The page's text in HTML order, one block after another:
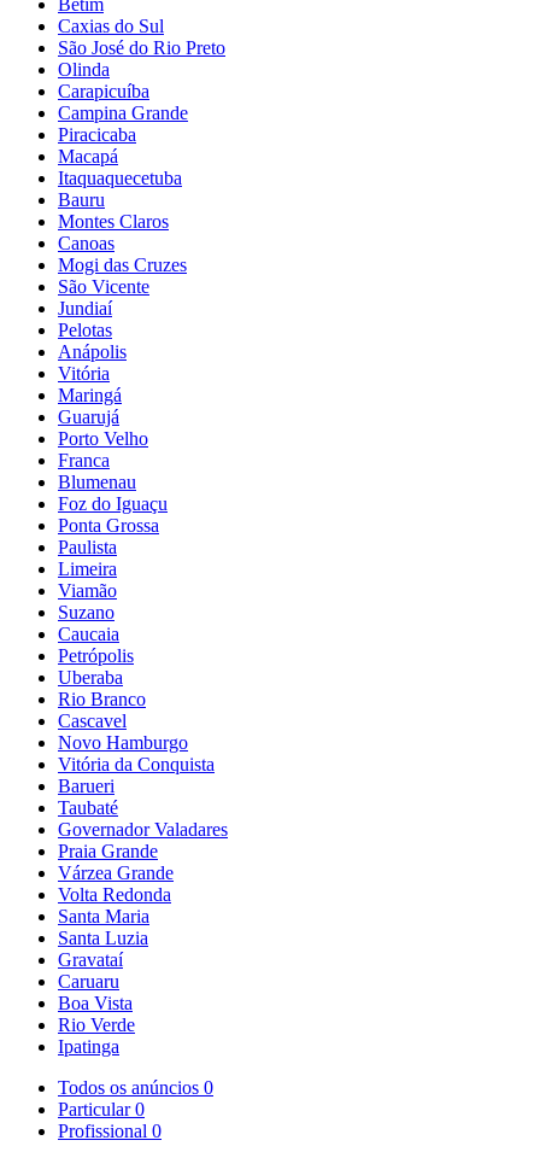
Betim
Caxias do Sul
São José do Rio Preto
Olinda
Carapicuíba
Campina Grande
Piracicaba
Macapá
Itaquaquecetuba
Bauru
Montes Claros
Canoas
Mogi das Cruzes
São Vicente
Jundiaí
Pelotas
Anápolis
Vitória
Maringá
Guarujá
Porto Velho
Franca
Blumenau
Foz do Iguaçu
Ponta Grossa
Paulista
Limeira
Viamão
Suzano
Caucaia
Petrópolis
Uberaba
Rio Branco
Cascavel
Novo Hamburgo
Vitória da Conquista
Barueri
Taubaté
Governador Valadares
Praia Grande
Várzea Grande
Volta Redonda
Santa Maria
Santa Luzia
Gravataí
Caruaru
Boa Vista
Rio Verde
Ipatinga
Todos os anúncios 0
Particular0
Profissional 0